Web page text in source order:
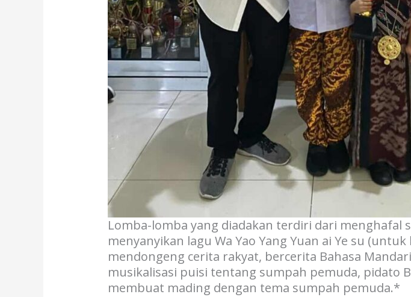
Lomba-lomba yang diadakan terdiri dari menghafal
menyanyikan lagu Wa Yao Yang Yuan ai Ye su
mendongeng cerita rakyat, bercerita Bahasa
musikalisasi puisi tentang sumpah pemuda, pidato
membuat mading dengan tema sumpah pemuda.*